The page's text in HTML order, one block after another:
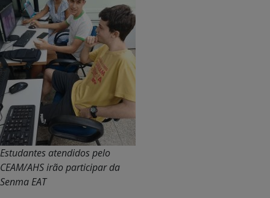
Estudantes atendidos pelo
CEAM/AHS irão participar da
Senma EAT